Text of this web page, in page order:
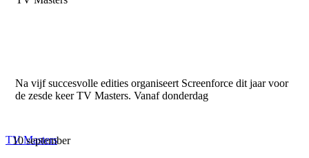
Na vijf succesvolle edities organiseert Screenforce dit jaar voor
de zesde keer TV Masters. Vanaf donderdag
TV Masters
10 september